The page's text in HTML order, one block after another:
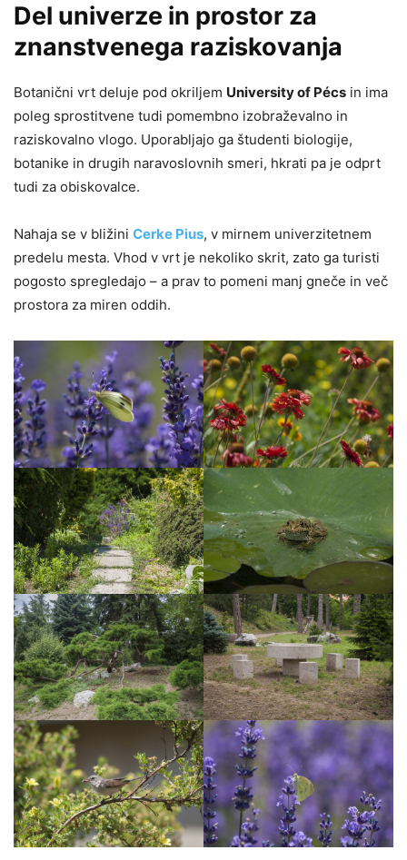
Del univerze in prostor za
znanstvenega raziskovanja
Botanični vrt deluje pod okriljem University of Pécs in ima
poleg sprostitvene tudi pomembno izobraževalno in
raziskovalno vlogo. Uporabljajo ga študenti biologije,
botanike in drugih naravoslovnih smeri, hkrati pa je odprt
tudi za obiskovalce.
Nahaja se v bližini Cerke Pius, v mirnem univerzitetnem
predelu mesta. Vhod v vrt je nekoliko skrit, zato ga turisti
pogosto spregledajo – a prav to pomeni manj gneče in več
prostora za miren oddih.